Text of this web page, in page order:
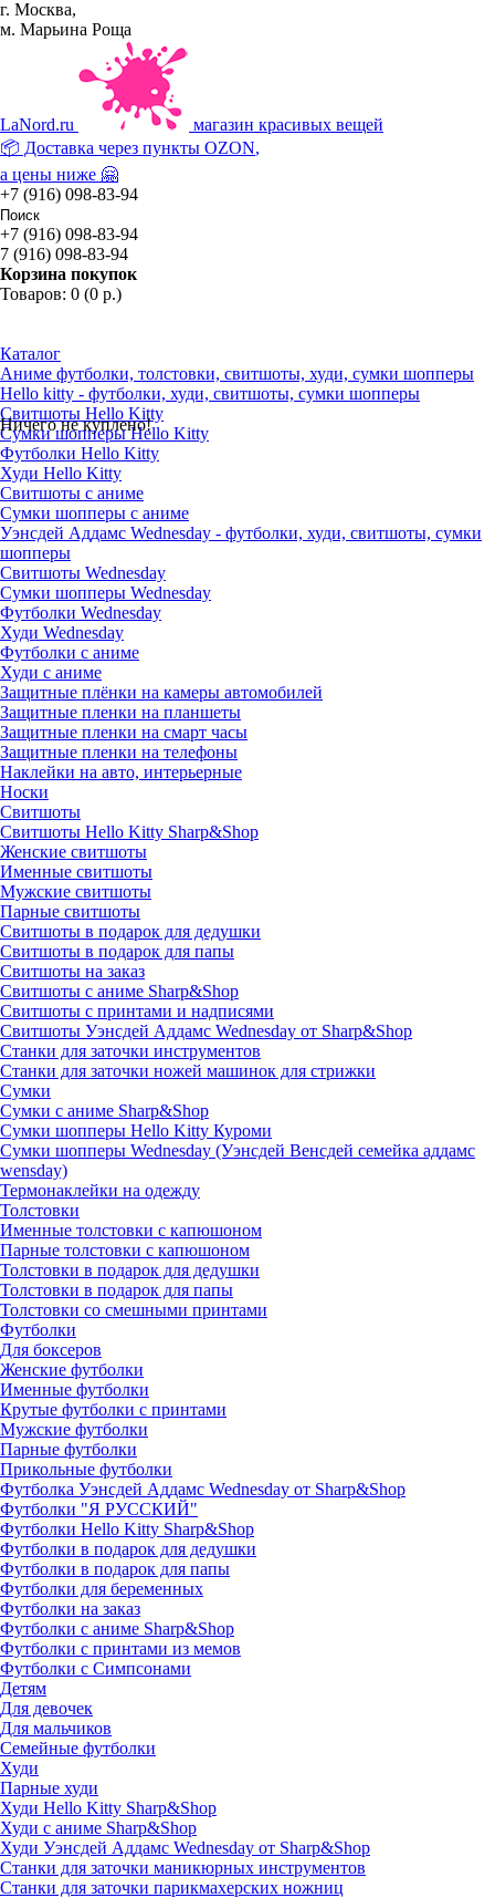
г. Москва,
м. Марьина Роща
LaNord.ru
магазин красивых вещей
📦 Доставка через пункты OZON,
а цены ниже 🤗
+7 (916) 098-83-94
+7 (916) 098-83-94
7 (916) 098-83-94
Корзина покупок
Товаров: 0 (0 р.)
Ничего не куплено!
Каталог
Аниме футболки, толстовки, свитшоты, худи, сумки шопперы
Hello kitty - футболки, худи, свитшоты, сумки шопперы
Свитшоты Hello Kitty
Сумки шопперы Hello Kitty
Футболки Hello Kitty
Худи Hello Kitty
Свитшоты с аниме
Сумки шопперы с аниме
Уэнсдей Аддамс Wednesday - футболки, худи, свитшоты, сумки
шопперы
Свитшоты Wednesday
Сумки шопперы Wednesday
Футболки Wednesday
Худи Wednesday
Футболки с аниме
Худи с аниме
Защитные плёнки на камеры автомобилей
Защитные пленки на планшеты
Защитные пленки на смарт часы
Защитные пленки на телефоны
Наклейки на авто, интерьерные
Носки
Свитшоты
Cвитшоты Hello Kitty Sharp&Shop
Женские свитшоты
Именные свитшоты
Мужские свитшоты
Парные свитшоты
Свитшоты в подарок для дедушки
Свитшоты в подарок для папы
Свитшоты на заказ
Свитшоты с аниме Sharp&Shop
Свитшоты с принтами и надписями
Свитшоты Уэнсдей Аддамс Wednesday от Sharp&Shop
Станки для заточки инструментов
Станки для заточки ножей машинок для стрижки
Сумки
Сумки с аниме Sharp&Shop
Сумки шопперы Hello Kitty Куроми
Сумки шопперы Wednesday (Уэнсдей Венсдей семейка аддамс
wensday)
Термонаклейки на одежду
Толстовки
Именные толстовки с капюшоном
Парные толстовки с капюшоном
Толстовки в подарок для дедушки
Толстовки в подарок для папы
Толстовки со смешными принтами
Футболки
Для боксеров
Женские футболки
Именные футболки
Крутые футболки с принтами
Мужские футболки
Парные футболки
Прикольные футболки
Футболка Уэнсдей Аддамс Wednesday от Sharp&Shop
Футболки "Я РУССКИЙ"
Футболки Hello Kitty Sharp&Shop
Футболки в подарок для дедушки
Футболки в подарок для папы
Футболки для беременных
Футболки на заказ
Футболки с аниме Sharp&Shop
Футболки с принтами из мемов
Футболки с Симпсонами
Детям
Для девочек
Для мальчиков
Семейные футболки
Худи
Парные худи
Худи Hello Kitty Sharp&Shop
Худи с аниме Sharp&Shop
Худи Уэнсдей Аддамс Wednesday от Sharp&Shop
Станки для заточки маникюрных инструментов
Станки для заточки парикмахерских ножниц